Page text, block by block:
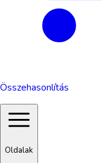
Összehasonlítás
Oldalak